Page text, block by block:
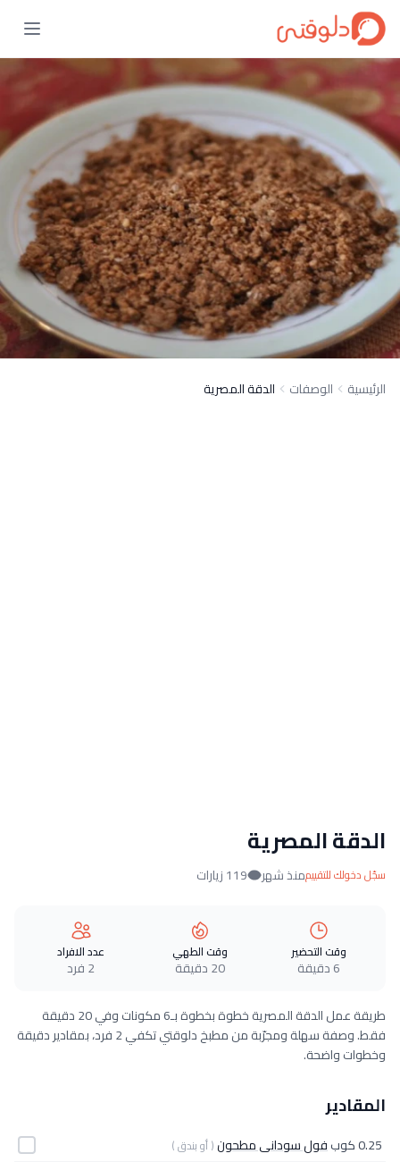
الرئيسية الوصفات الدقة المصرية
الدقة المصرية
سجّل دخولك للتقييممنذ شهر 119 زيارات
وقت التحضير
6 دقيقة
وقت الطهي
20 دقيقة
عدد الافراد
2 فرد
طريقة عمل الدقة المصرية خطوة بخطوة بـ6 مكونات وفي 20 دقيقة
فقط. وصفة سهلة ومجرّبة من مطبخ دلوقتي تكفي 2 فرد، بمقادير دقيقة
وخطوات واضحة.
المقادير
0.25 كوب فول سودانى مطحون( أو بندق )